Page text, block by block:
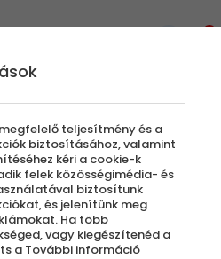
|
teljesítmény és a
biztosításához, valamint
kéri a cookie-k
felek közösségimédia- és
biztosítunk
és jelenítünk meg
Ha több
vagy kiegészítenéd a
a További információ